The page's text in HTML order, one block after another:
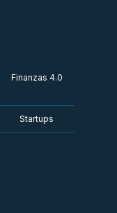
Finanzas 4.0
Startups